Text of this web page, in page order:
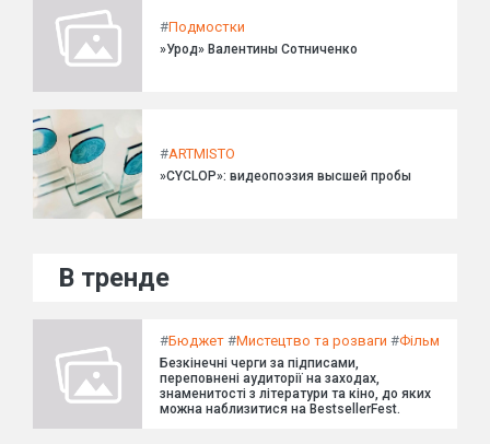
#Подмостки
»Урод» Валентины Сотниченко
#ARTMISTO
»CYCLOP»: видеопоэзия высшей пробы
В тренде
#Бюджет #Мистецтво та розваги #Фільм
Безкінечні черги за підписами,
переповнені аудиторії на заходах,
знаменитості з літератури та кіно, до яких
можна наблизитися на BestsellerFest.